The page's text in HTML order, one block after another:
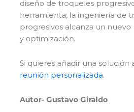
diseño de troqueles
herramienta, la ingeniería de
progresivos alcanza un nuevo
y optimización.
Si quieres añadir una solución
reunión personalizada.
Autor- Gustavo Giraldo